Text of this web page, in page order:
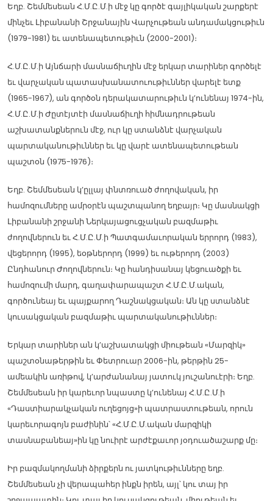
Եղբ. Շեմմեսեան Հ.Մ.Ը.Մ.ի մէջ կը գործէ գայլիկական շարքերէ
մինչեւ Լիբանանի Շրջանային Վարչութեան անդամակցութիւն
(1979-1981) եւ ատենապետութիւն (2000-2001)։
Հ.Մ.Ը.Մ.ի Այնճարի մասնաճիւղին մէջ երկար տարիներ գործելէ
եւ վարչական պատասխանատուութիւններ վարելէ ետք
(1965-1967), ան գործօն դերակատարութիւն կ’ունենայ 1974-ին,
Հ.Մ.Ը.Մ.ի Ժըտէյտէի մասնաճիւղի հիմնադրութեան
աշխատանքներուն մէջ, ուր կը ստանձնէ վարչական
պարտականութիւններ եւ կը վարէ ատենապետութեան
պաշտօն (1975-1976)։
Եղբ. Շեմմեսեան կ’ըլլայ փնտռուած ժողովական, իր
համոզումները ամրօրէն պաշտպանող եղբայր։ Կը մասնակցի
Լիբանանի շրջանի Ներկայացուցչական բազմաթիւ
ժողովներուն եւ Հ.Մ.Ը.Մ.ի Պատգամաւորական երրորդ (1983),
վեցերորդ (1995), եօթներորդ (1999) եւ ութերորդ (2003)
Ընդհանուր Ժողովներուն։ Կը հանդիսանայ կեցուածքի եւ
համոզումի մարդ, գաղափարապաշտ Հ.Մ.Ը.Մ.ական,
գործունեայ եւ պայքարող Դաշնակցական։ Ան կը ստանձնէ
կուսակցական բազմաթիւ պարտականութիւններ։
Երկար տարիներ ան կ’աշխատակցի միութեան «Մարզիկ»
պաշտօնաթերթին եւ Փետրուար 2006-ին, թերթին 25-
ամեակին առիթով, կ’արժանանայ յատուկ յուշանուէրի։ Եղբ.
Շեմմեսեան իր կարեւոր նպաստը կ’ունենայ Հ.Մ.Ը.Մ.ի
«Դաստիարակչական ուղեցոյց»ի պատրաստութեան, որուն
կարեւորագոյն բաժինին՝ «Հ.Մ.Ը.Մ.ական մարզիկի
տասնաբանեայ»ին կը նուիրէ արժէքաւոր յօդուածաշարք մը։
Իր բազմակողմանի ձիրքերն ու յատկութիւնները եղբ.
Շեմմեսեան չի վերապահեր ինքն իրեն, այլ՝ կու տայ իր